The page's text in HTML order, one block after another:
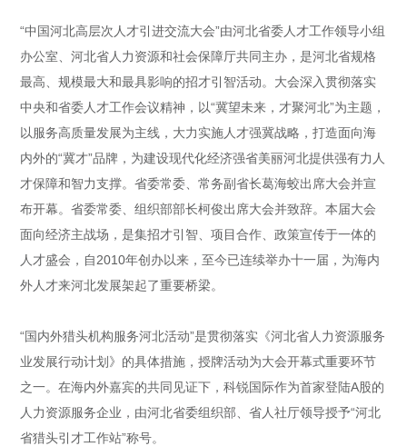
“中国河北高层次人才引进交流大会”由河北省委人才工作领导小组
办公室、河北省人力资源和社会保障厅共同主办，是河北省规格
最高、规模最大和最具影响的招才引智活动。大会深入贯彻落实
中央和省委人才工作会议精神，以“冀望未来，才聚河北”为主题，
以服务高质量发展为主线，大力实施人才强冀战略，打造面向海
内外的“冀才”品牌，为建设现代化经济强省美丽河北提供强有力人
才保障和智力支撑。省委常委、常务副省长葛海蛟出席大会并宣
布开幕。省委常委、组织部部长柯俊出席大会并致辞。本届大会
面向经济主战场，是集招才引智、项目合作、政策宣传于一体的
人才盛会，自2010年创办以来，至今已连续举办十一届，为海内
外人才来河北发展架起了重要桥梁。
“国内外猎头机构服务河北活动”是贯彻落实《河北省人力资源服务
业发展行动计划》的具体措施，授牌活动为大会开幕式重要环节
之一。在海内外嘉宾的共同见证下，科锐国际作为首家登陆A股的
人力资源服务企业，由河北省委组织部、省人社厅领导授予“河北
省猎头引才工作站”称号。